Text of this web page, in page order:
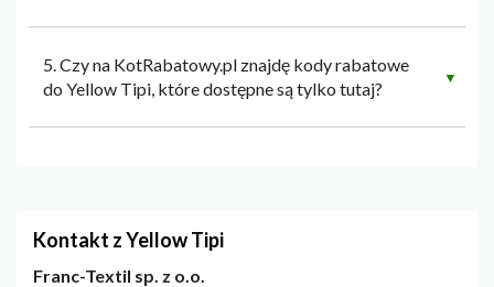
5. Czy na KotRabatowy.pl znajdę kody rabatowe
do Yellow Tipi, które dostępne są tylko tutaj?
▼
Kontakt z Yellow Tipi
Franc-Textil sp. z o.o.